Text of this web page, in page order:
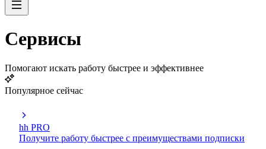
Сервисы
Помогают искать работу быстрее и эффективнее
Популярное сейчас
hh PRO
Получите работу быстрее с преимуществами подписки